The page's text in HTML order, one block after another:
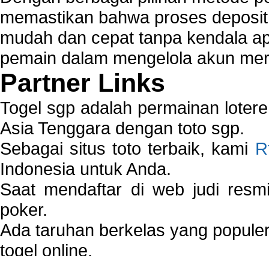
memastikan bahwa proses
mudah dan cepat tanpa kendala
pemain dalam mengelola akun
Partner Links
Togel sgp adalah permainan
Asia Tenggara dengan toto sgp.
Sebagai situs toto terbaik, kami
Indonesia untuk Anda.
Saat mendaftar di web judi
poker.
Ada taruhan berkelas yang
togel online.